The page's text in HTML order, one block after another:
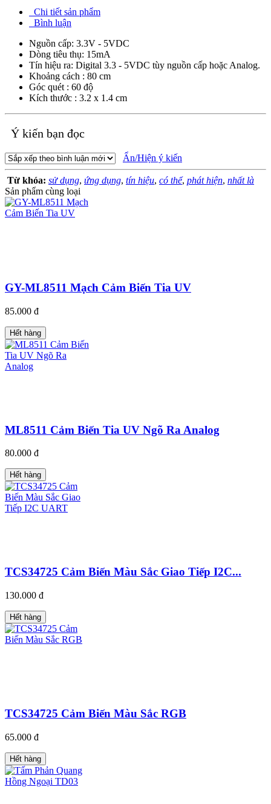
Chi tiết sản phẩm
Bình luận
Nguồn cấp: 3.3V - 5VDC
Dòng tiêu thụ: 15mA
Tín hiệu ra: Digital 3.3 - 5VDC tùy nguồn cấp hoặc Analog.
Khoảng cách : 80 cm
Góc quét : 60 độ
Kích thước : 3.2 x 1.4 cm
Ý kiến bạn đọc
Ẩn/Hiện ý kiến
Từ khóa: sử dụng, ứng dụng, tín hiệu, có thể, phát hiện, nhất là
Sản phẩm cùng loại
GY-ML8511 Mạch Cảm Biến Tia UV
85.000 đ
Hết hàng
ML8511 Cảm Biến Tia UV Ngõ Ra Analog
80.000 đ
Hết hàng
TCS34725 Cảm Biến Màu Sắc Giao Tiếp I2C...
130.000 đ
Hết hàng
TCS34725 Cảm Biến Màu Sắc RGB
65.000 đ
Hết hàng